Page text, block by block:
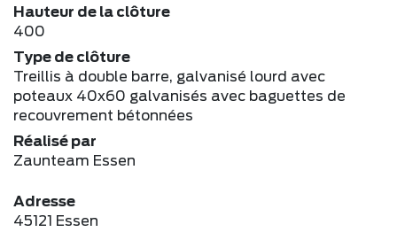
Hauteur de la clôture
400
Type de clôture
Treillis à double barre, galvanisé lourd avec
poteaux 40x60 galvanisés avec baguettes de
recouvrement bétonnées
Réalisé par
Zaunteam Essen
Adresse
45121 Essen